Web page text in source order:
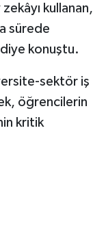
kullanan,
sürede
konuştu.
sektör iş
öğrencilerin
kritik